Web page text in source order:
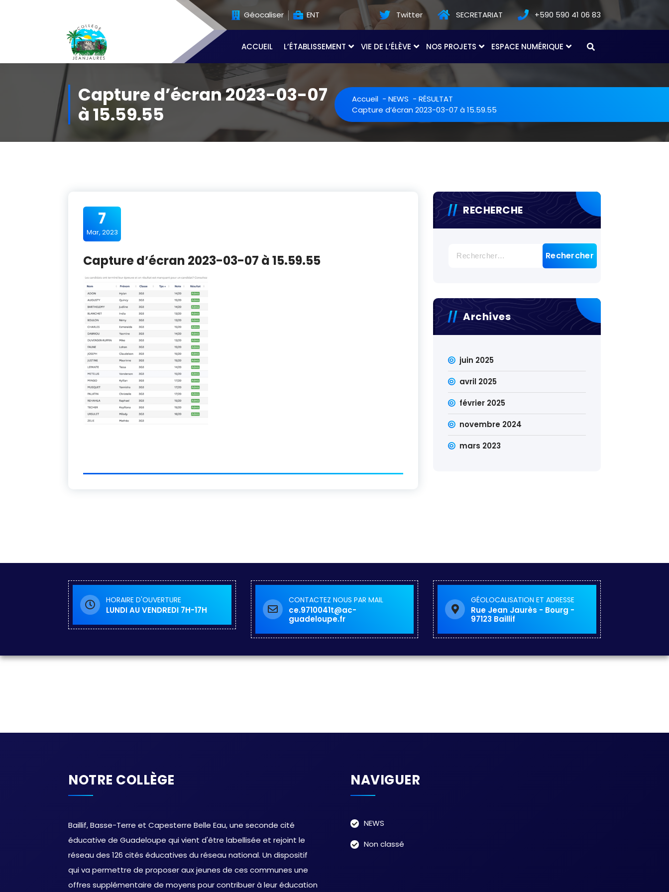
Géocaliser ENT Twitter SECRETARIAT +590 590 41 06 83
ACCUEIL L’ÉTABLISSEMENT VIE DE L’ÉLÈVE NOS PROJETS ESPACE NUMÉRIQUE
Capture d’écran 2023-03-07
à 15.59.55
Accueil - NEWS - RÉSULTAT
Capture d’écran 2023-03-07 à 15.59.55
7
Mar, 2023
Capture d’écran 2023-03-07 à 15.59.55
RECHERCHE
Archives
juin 2025
avril 2025
février 2025
novembre 2024
mars 2023
HORAIRE D'OUVERTURE
LUNDI AU VENDREDI 7H-17H
CONTACTEZ NOUS PAR MAIL
ce.9710041t@ac-
guadeloupe.fr
GÉOLOCALISATION ET ADRESSE
Rue Jean Jaurès - Bourg -
97123 Baillif
NOTRE COLLÈGE
Baillif, Basse-Terre et Capesterre Belle Eau, une seconde cité
éducative de Guadeloupe qui vient d'être labellisée et rejoint le
réseau des 126 cités éducatives du réseau national. Un dispositif
qui va permettre de proposer aux jeunes de ces communes une
offres supplémentaire de moyens pour contribuer à leur éducation
NAVIGUER
NEWS
Non classé